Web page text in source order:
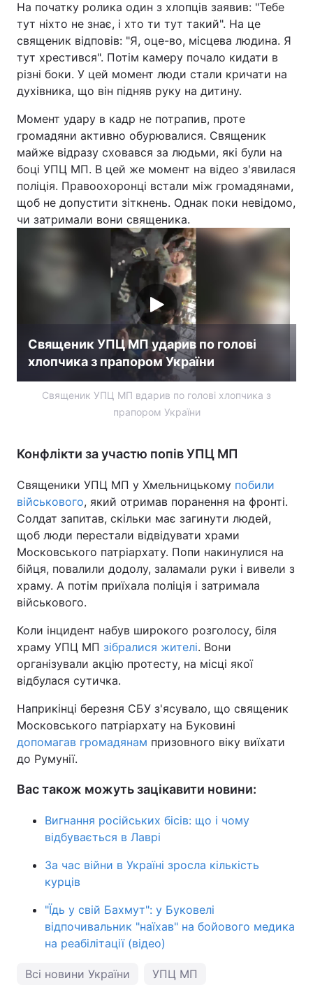
Цікавинки Погода
Екологія Регіони
Лонгріди
Відео з Youtube Статті
Інтерв'ю Думки
Архів Вакансії
Контакти
Тема оформлення
На початку ролика один з хлопців заявив: "Тебе
тут ніхто не знає, і хто ти тут такий". На це
священик відповів: "Я, оце-во, місцева людина. Я
тут хрестився". Потім камеру почало кидати в
різні боки. У цей момент люди стали кричати на
духівника, що він підняв руку на дитину.
Момент удару в кадр не потрапив, проте
громадяни активно обурювалися. Священик
майже відразу сховався за людьми, які були на
боці УПЦ МП. В цей же момент на відео з'явилася
поліція. Правоохоронці встали між громадянами,
щоб не допустити зіткнень. Однак поки невідомо,
чи затримали вони священика.
Священик УПЦ МП ударив по голові
хлопчика з прапором України
Священик УПЦ МП вдарив по голові хлопчика з
прапором України
Конфлікти за участю попів УПЦ МП
Священики УПЦ МП у Хмельницькому побили
військового, який отримав поранення на фронті.
Солдат запитав, скільки має загинути людей,
щоб люди перестали відвідувати храми
Московського патріархату. Попи накинулися на
бійця, повалили додолу, заламали руки і вивели з
храму. А потім приїхала поліція і затримала
військового.
Коли інцидент набув широкого розголосу, біля
храму УПЦ МП зібралися жителі. Вони
організували акцію протесту, на місці якої
відбулася сутичка.
Наприкінці березня СБУ з'ясувало, що священик
Московського патріархату на Буковині
допомагав громадянам призовного віку виїхати
до Румунії.
Вас також можуть зацікавити новини:
Вигнання російських бісів: що і чому
відбувається в Лаврі
За час війни в Україні зросла кількість
курців
"Їдь у свій Бахмут": у Буковелі
відпочивальник "наїхав" на бойового медика
на реабілітації (відео)
Всі новини України УПЦ МП